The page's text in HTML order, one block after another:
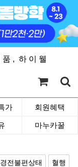
, 하 이 웰
가 회원혜택
마누카꿀
전불편상태 혈행